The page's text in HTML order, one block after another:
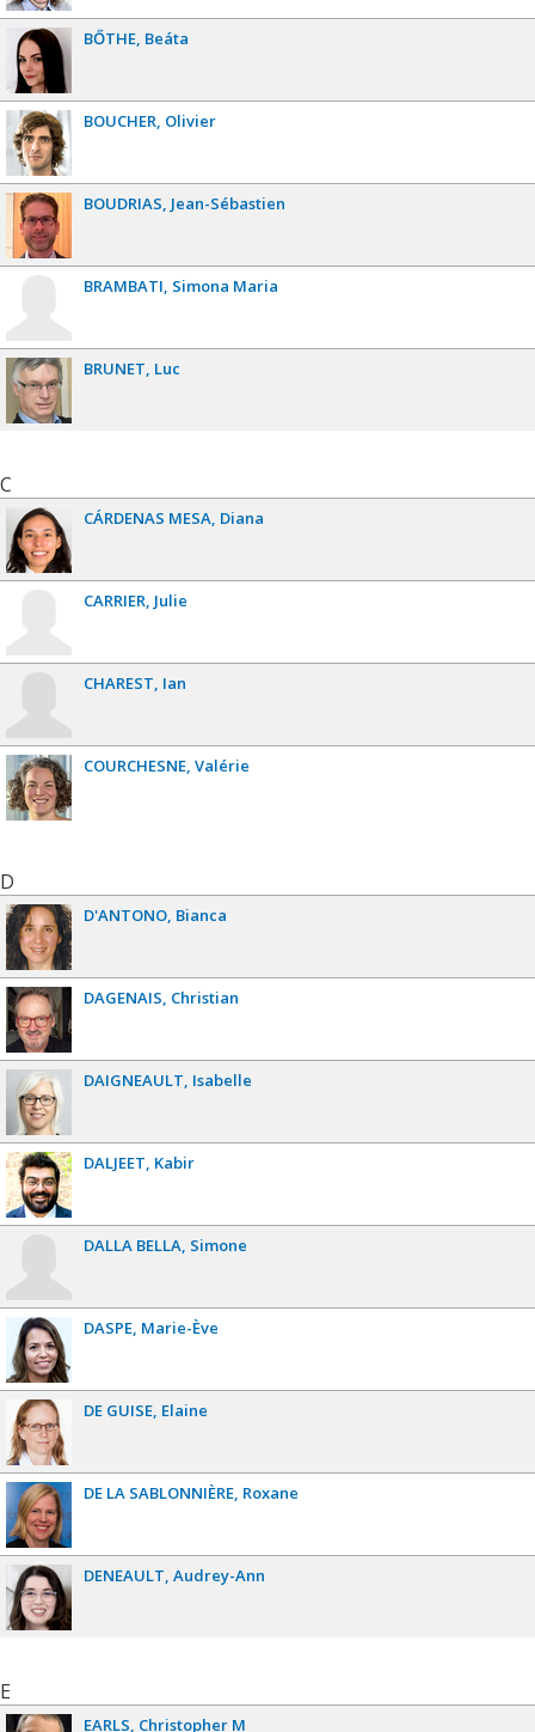
BŐTHE Beáta
BOUCHER Olivier
BOUDRIAS Jean-Sébastien
BRAMBATI Simona Maria
BRUNET Luc
C
CÁRDENAS MESA Diana
CARRIER Julie
CHAREST Ian
COURCHESNE Valérie
D
D'ANTONO Bianca
DAGENAIS Christian
DAIGNEAULT Isabelle
DALJEET Kabir
DALLA BELLA Simone
DASPE Marie-Ève
DE GUISE Elaine
DE LA SABLONNIÈRE Roxane
DENEAULT Audrey-Ann
E
EARLS Christopher M